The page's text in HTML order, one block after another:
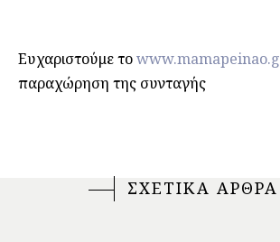
Ευχαριστούμε το
παραχώρηση της συνταγής
ΣΧΕΤΙΚΑ ΑΡΘΡΑ